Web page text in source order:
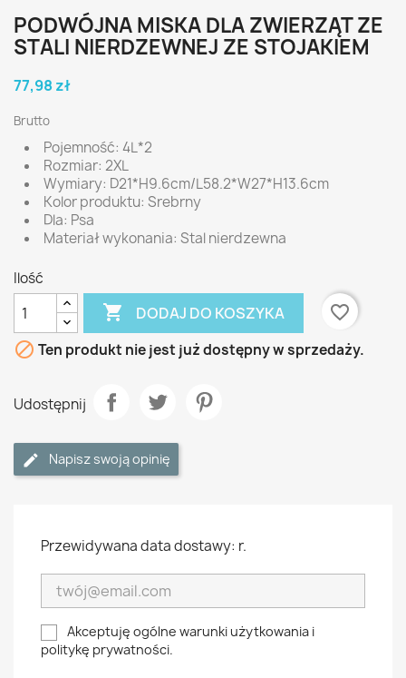
PODWÓJNA MISKA DLA ZWIERZĄT ZE
STALI NIERDZEWNEJ ZE STOJAKIEM
77,98 zł
Brutto
Pojemność: 4L*2
Rozmiar: 2XL
Wymiary: D21*H9.6cm/L58.2*W27*H13.6cm
Kolor produktu: Srebrny
Dla: Psa
Materiał wykonania: Stal nierdzewna
Ilość
 DODAJ DO KOSZYKA
favorite_border
 Ten produkt nie jest już dostępny w sprzedaży.
Udostępnij
Napisz swoją opinię
Przewidywana data dostawy: r.
Akceptuję ogólne warunki użytkowania i
politykę prywatności.